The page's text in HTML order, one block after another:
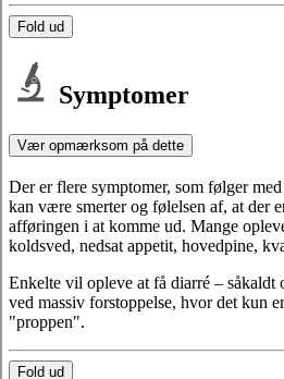
Fold ud
Symptomer
Vær opmærksom på dette
Der er flere symptomer, som følger
kan være smerter og følelsen af, at der
afføringen i at komme ud. Mange
koldsved, nedsat appetit, hovedpine,
Enkelte vil opleve at få diarré – såkaldt
ved massiv forstoppelse, hvor det kun
"proppen".
Fold ud